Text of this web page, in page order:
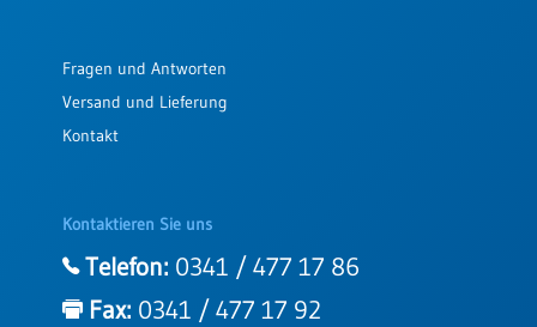
Fragen und Antworten
Versand und Lieferung
Kontakt
Kontaktieren Sie uns
Telefon: 0341 / 477 17 86
Fax: 0341 / 477 17 92